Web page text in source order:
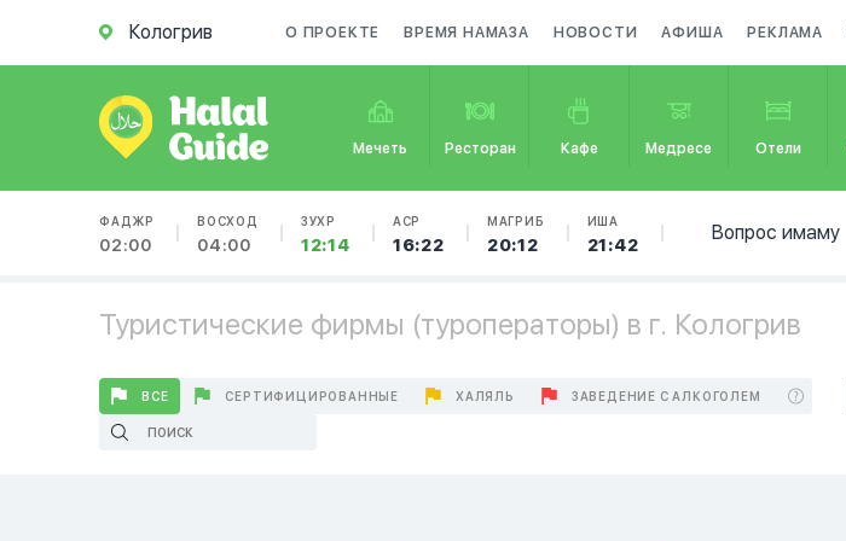
Кологрив О ПРОЕКТЕ ВРЕМЯ НАМАЗА НОВОСТИ АФИША РЕКЛАМА
Мечеть Ресторан Кафе Медресе Отели
ФАДЖР
02:00
ВОСХОД
04:00
ЗУХР
12:14
АСР
16:22
МАГРИБ
20:12
ИША
21:42
Вопрос имаму
Туристические фирмы (туроператоры) в г. Кологрив
ВСЕ СЕРТИФИЦИРОВАННЫЕ ХАЛЯЛЬ ЗАВЕДЕНИЕ С АЛКОГОЛЕМ